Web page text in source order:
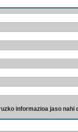
informazioa jaso nahi